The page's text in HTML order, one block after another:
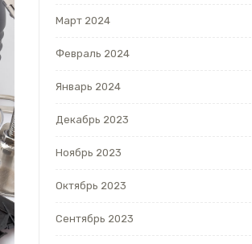
Март 2024
Февраль 2024
Январь 2024
Декабрь 2023
Ноябрь 2023
Октябрь 2023
Сентябрь 2023